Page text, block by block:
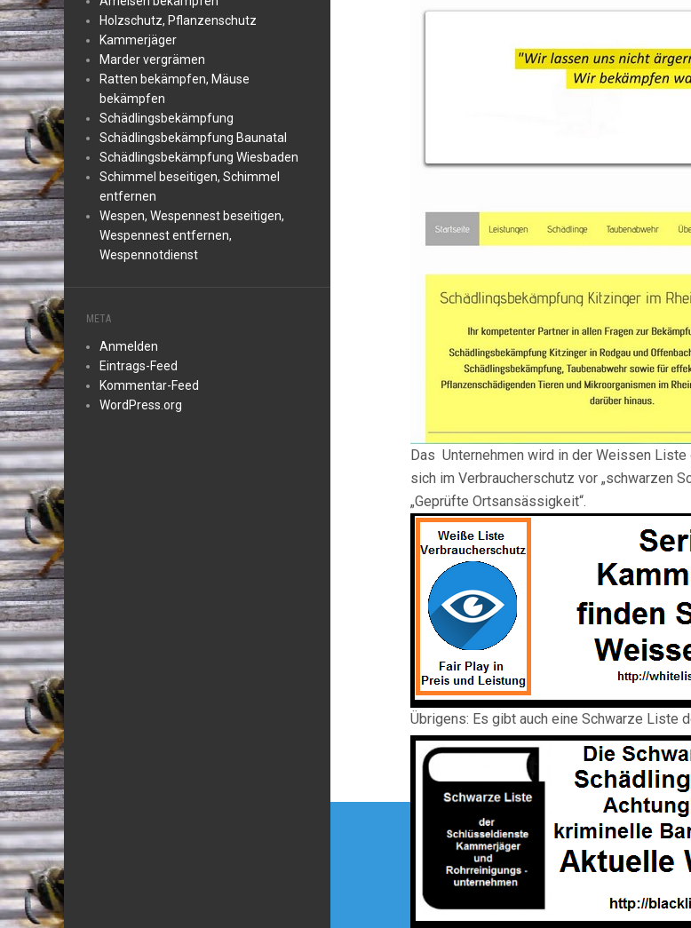
Holzschutz, Pflanzenschutz
Kammerjäger
Marder vergrämen
Ratten bekämpfen, Mäuse
bekämpfen
Schädlingsbekämpfung
Schädlingsbekämpfung Baunatal
Schädlingsbekämpfung Wiesbaden
Schimmel beseitigen, Schimmel
entfernen
Wespen, Wespennest beseitigen,
Wespennest entfernen,
Wespennotdienst
META
Anmelden
Eintrags-Feed
Kommentar-Feed
WordPress.org
Das Unternehmen wird in der Weissen
sich im Verbraucherschutz vor „schwarzen
„Geprüfte Ortsansässigkeit“.
Übrigens: Es gibt auch eine Schwarze Liste
Beitragsnavigation